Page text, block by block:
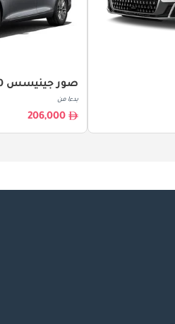
صور جينيسس G80
بدءا من
206,000